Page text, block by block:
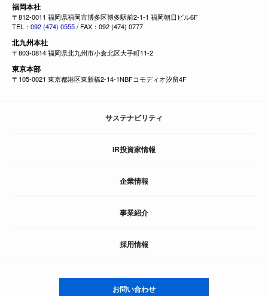
福岡本社
〒812-0011 福岡県福岡市博多区博多駅前2-1-1 福岡朝日ビル6F
TEL： 092 (474) 0555/ FAX：092 (474) 0777
北九州本社
〒803-0814 福岡県北九州市小倉北区大手町11-2
東京本部
〒105-0021 東京都港区東新橋2-14-1NBFコモディオ汐留4F
サステナビリティ
IR投資家情報
企業情報
事業紹介
採用情報
お問い合わせ